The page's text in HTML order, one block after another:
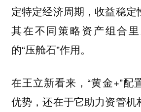
定特定经济周期，收益稳定
其在不同策略资产组合
的“压舱石”作用。
在王立新看来，“黄金+”配
优势，还在于它助力资管机